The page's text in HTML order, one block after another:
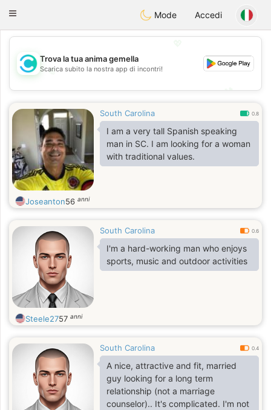
olombiaCitas
Toggle
Mode Accedi
💖
💕
Trova la tua anima gemella
Scarica subito la nostra app di incontri!
South Carolina 0.8
I am a very tall Spanish speaking
man in SC. I am looking for a woman
with traditional values.
Joseanton56 anni
South Carolina 0.6
I'm a hard-working man who enjoys
sports, music and outdoor activities
Steele2757 anni
South Carolina 0.4
A nice, attractive and fit, married
guy looking for a long term
relationship (not a marriage
counselor).. It's complicated. I'm not